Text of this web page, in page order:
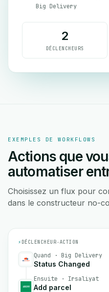
Big Delivery
2
DÉCLENCHEURS
EXEMPLES DE WORKFLOWS
Actions que
automatiser
Choisissez un flux pour
dans le constructeur no-
⚡ DÉCLENCHEUR→ACTION
Quand · Big Delivery
Status Changed
Ensuite · Irsaliyat
Add parcel